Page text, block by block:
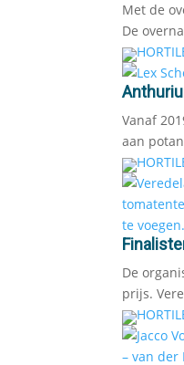
Met de
De
Vanaf
aan
De
prijs.